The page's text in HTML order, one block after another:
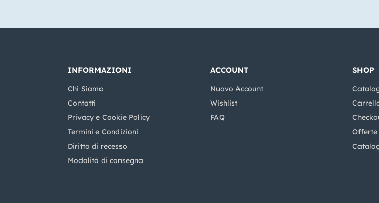
INFORMAZIONI
Chi Siamo
Contatti
Privacy e Cookie Policy
Termini e Condizioni
Diritto di recesso
Modalità di consegna
ACCOUNT
Nuovo Account
Wishlist
FAQ
SHOP
Offerte